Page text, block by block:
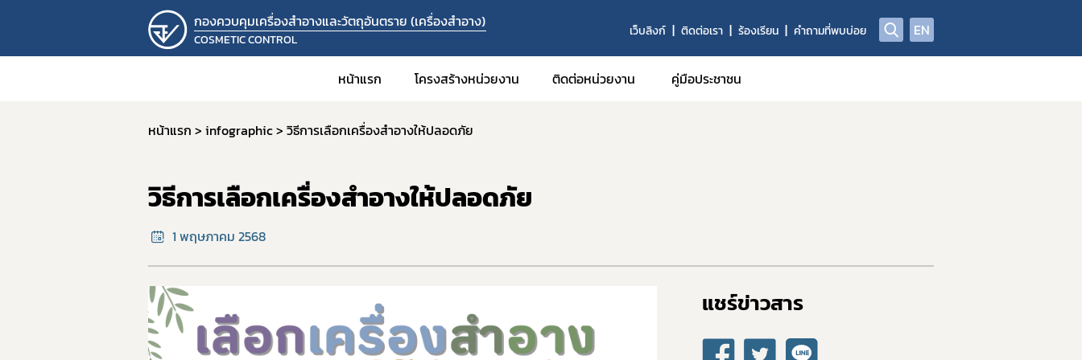
กองควบคุมเครื่องสำอางและวัตถุอันตราย (เครื่องสำอาง)
COSMETIC CONTROL
เว็บลิงก์ ติดต่อเรา ร้องเรียน คำถามที่พบบ่อย EN
หน้าแรก โครงสร้างหน่วยงาน ติดต่อหน่วยงาน คู่มือประชาชน
หน้าแรก infographic วิธีการเลือกเครื่องสำอางให้ปลอดภัย
วิธีการเลือกเครื่องสำอางให้ปลอดภัย
1 พฤษภาคม 2568
แชร์ข่าวสาร​